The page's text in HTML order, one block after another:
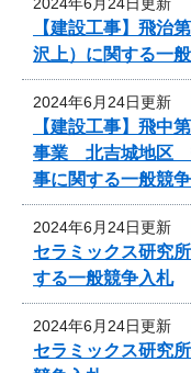
【建設工事】飛
沢上）に関する一
2024年6月24日更新
【建設工事】飛中
事業 北吉城地区
事に関する一般競
2024年6月24日更新
セラミックス研究
する一般競争入札
2024年6月24日更新
セラミックス研究